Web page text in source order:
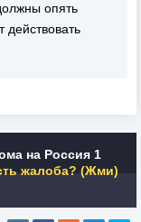
опять
действовать
на Россия 1
жалоба? (Жми)